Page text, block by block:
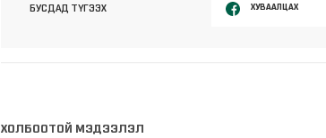
БУСДАД ТҮГЭЭХ ХУВААЛЦАХ
ХОЛБООТОЙ МЭДЭЭЛЭЛ